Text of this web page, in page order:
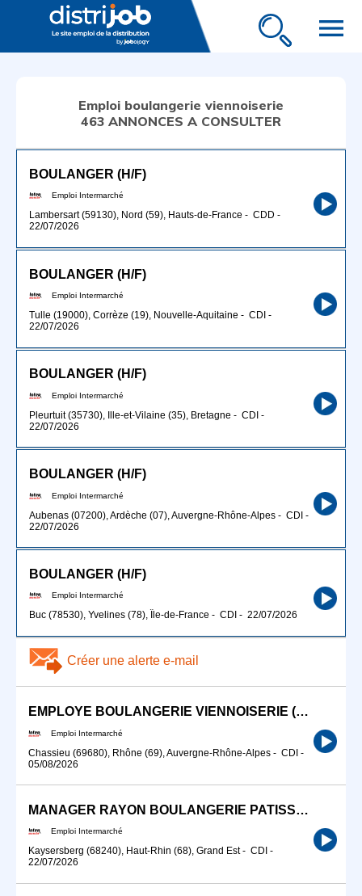
menu
Emploi boulangerie viennoiserie
463 ANNONCES A CONSULTER
BOULANGER (H/F)
Emploi Intermarché
Lambersart (59130), Nord (59), Hauts-de-France - CDD -
22/07/2026
BOULANGER (H/F)
Emploi Intermarché
Tulle (19000), Corrèze (19), Nouvelle-Aquitaine - CDI -
22/07/2026
BOULANGER (H/F)
Emploi Intermarché
Pleurtuit (35730), Ille-et-Vilaine (35), Bretagne - CDI -
22/07/2026
BOULANGER (H/F)
Emploi Intermarché
Aubenas (07200), Ardèche (07), Auvergne-Rhône-Alpes - CDI -
22/07/2026
BOULANGER (H/F)
Emploi Intermarché
Buc (78530), Yvelines (78), Île-de-France - CDI - 22/07/2026
Créer une alerte e-mail
EMPLOYE BOULANGERIE VIENNOISERIE (H/F)
Emploi Intermarché
Chassieu (69680), Rhône (69), Auvergne-Rhône-Alpes - CDI -
05/08/2026
MANAGER RAYON BOULANGERIE PATISSERIE VIENNOISERIE
Emploi Intermarché
Kaysersberg (68240), Haut-Rhin (68), Grand Est- CDI -
22/07/2026